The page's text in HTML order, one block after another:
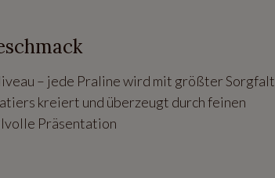
– jede Praline wird mit größter Sorgfalt
kreiert und überzeugt durch feinen
Präsentation